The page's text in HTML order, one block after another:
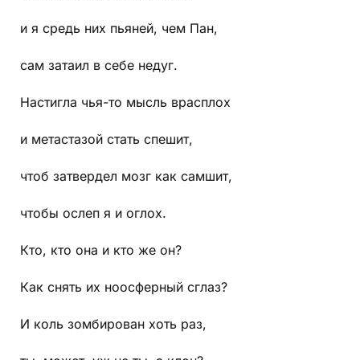
и я средь них пьяней, чем Пан,
сам затаил в себе недуг.
Настигла чья-то мысль врасплох
и метастазой стать спешит,
чтоб затвердел мозг как самшит,
чтобы ослеп я и оглох.
Кто, кто она и кто же он?
Как снять их ноосферный сглаз?
И коль зомбирован хоть раз,